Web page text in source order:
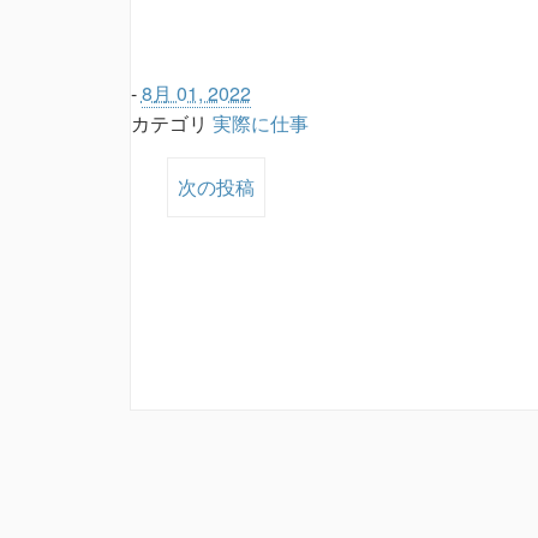
-8月 01, 2022
カテゴリ 実際に仕事
次の投稿